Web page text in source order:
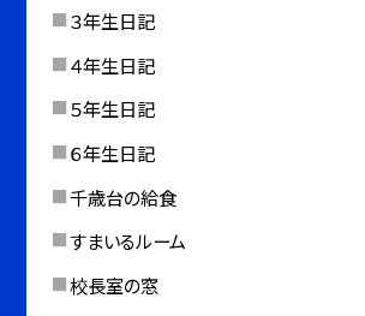
３年生日記
４年生日記
５年生日記
６年生日記
千歳台の給食
すまいるルーム
校長室の窓